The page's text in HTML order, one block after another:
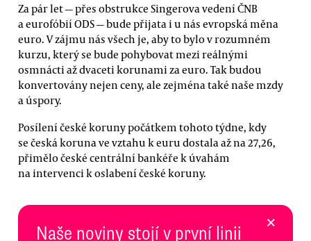
Za pár let — přes obstrukce Singerova vedení ČNB
a eurofóbií ODS — bude přijata i u nás evropská měna
euro. V zájmu nás všech je, aby to bylo v rozumném
kurzu, který se bude pohybovat mezi reálnými
osmnácti až dvaceti korunami za euro. Tak budou
konvertovány nejen ceny, ale zejména také naše mzdy
a úspory.
Posílení české koruny počátkem tohoto týdne, kdy
se česká koruna ve vztahu k euru dostala až na 27,26,
přimělo české centrální bankéře k úvahám
na intervenci k oslabení české koruny.
Naše noviny stojí v první linii
×